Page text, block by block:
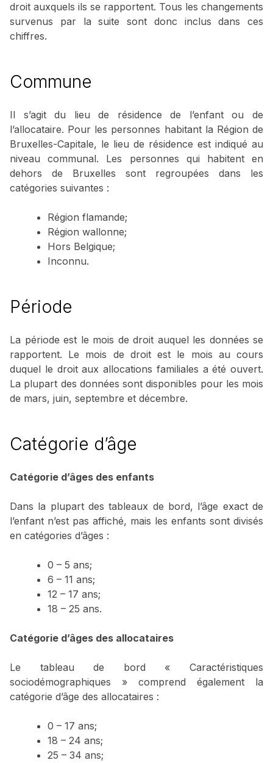
droit auxquels ils se rapportent. Tous les changements
survenus par la suite sont donc inclus dans ces
chiffres.
Commune
Il s’agit du lieu de résidence de l’enfant ou de
l’allocataire. Pour les personnes habitant la Région de
Bruxelles-Capitale, le lieu de résidence est indiqué au
niveau communal. Les personnes qui habitent en
dehors de Bruxelles sont regroupées dans les
catégories suivantes :
Région flamande;
Région wallonne;
Hors Belgique;
Inconnu.
Période
La période est le mois de droit auquel les données se
rapportent. Le mois de droit est le mois au cours
duquel le droit aux allocations familiales a été ouvert.
La plupart des données sont disponibles pour les mois
de mars, juin, septembre et décembre.
Catégorie d’âge
Catégorie d’âges des enfants
Dans la plupart des tableaux de bord, l’âge exact de
l’enfant n’est pas affiché, mais les enfants sont divisés
en catégories d’âges :
0 – 5 ans;
6 – 11 ans;
12 – 17 ans;
18 – 25 ans.
Catégorie d’âges des allocataires
Le tableau de bord « Caractéristiques
sociodémographiques » comprend également la
catégorie d’âge des allocataires :
0 – 17 ans;
18 – 24 ans;
25 – 34 ans;